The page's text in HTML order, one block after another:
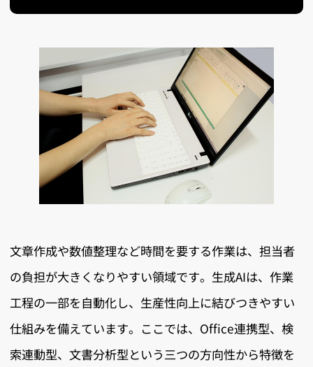
文章作成や数値整理など時間を要する作業は、担当者
の負担が大きくなりやすい領域です。生成AIは、作業
工程の一部を自動化し、生産性向上に結びつきやすい
仕組みを備えています。ここでは、Office連携型、検
索連動型、文書分析型という三つの方向性から特徴を